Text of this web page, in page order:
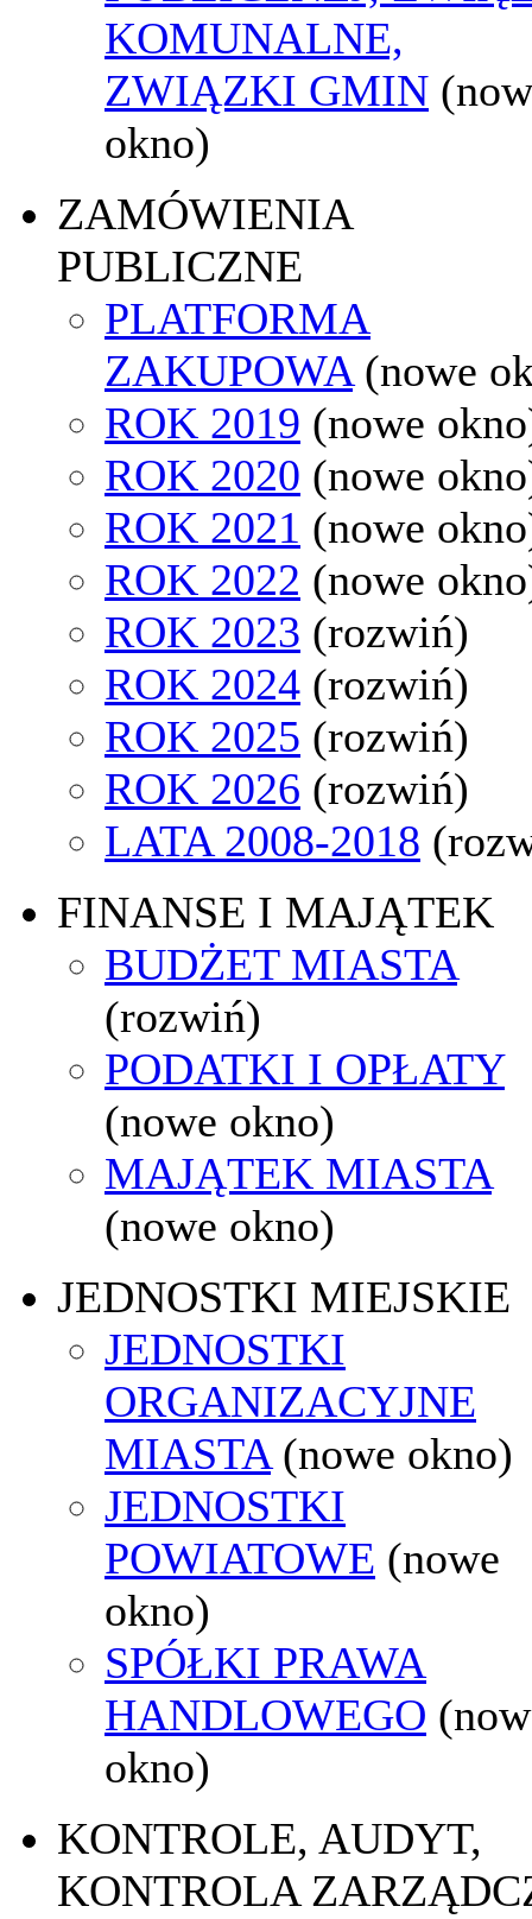
KOMUNALNE,
ZWIĄZKI GMIN
okno)
ZAMÓWIENIA
PUBLICZNE
PLATFORMA
ZAKUPOWA (nowe
ROK 2019 (nowe
ROK 2020 (nowe
ROK 2021 (nowe
ROK 2022 (nowe
ROK 2023 (rozwiń)
ROK 2024 (rozwiń)
ROK 2025 (rozwiń)
ROK 2026 (rozwiń)
LATA 2008-2018
FINANSE I MAJĄTEK
BUDŻET MIASTA
(rozwiń)
PODATKI I OPŁATY
(nowe okno)
MAJĄTEK MIASTA
(nowe okno)
JEDNOSTKI MIEJSKIE
JEDNOSTKI
ORGANIZACYJNE
MIASTA (nowe okno)
JEDNOSTKI
POWIATOWE (nowe
okno)
SPÓŁKI PRAWA
HANDLOWEGO
okno)
KONTROLE, AUDYT,
KONTROLA